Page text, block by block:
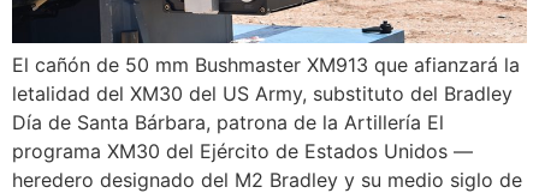
El cañón de 50 mm Bushmaster XM913 que afianzará la
letalidad del XM30 del US Army, substituto del Bradley
Día de Santa Bárbara, patrona de la Artillería El
programa XM30 del Ejército de Estados Unidos —
heredero designado del M2 Bradley y su medio siglo de